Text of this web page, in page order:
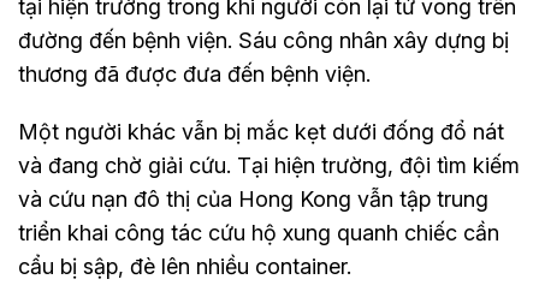
tại hiện trường trong khi người còn lại tử vong trên
đường đến bệnh viện. Sáu công nhân xây dựng bị
thương đã được đưa đến bệnh viện.
Một người khác vẫn bị mắc kẹt dưới đống đổ nát
và đang chờ giải cứu. Tại hiện trường, đội tìm kiếm
và cứu nạn đô thị của Hong Kong vẫn tập trung
triển khai công tác cứu hộ xung quanh chiếc cần
cẩu bị sập, đè lên nhiều container.